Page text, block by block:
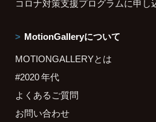
コロナ対策支援プログラムに申し
MotionGalleryについて
MOTIONGALLERYとは
#2020 年代
よくあるご質問
お問い合わせ